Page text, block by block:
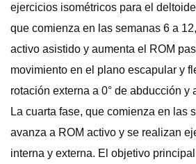
ejercicios isométricos para el
que comienza en las semanas 6 a
activo asistido y aumenta el ROM
movimiento en el plano escapular y
rotación externa a 0° de abducción y
La cuarta fase, que comienza en las
avanza a ROM activo y se realizan
interna y externa. El objetivo